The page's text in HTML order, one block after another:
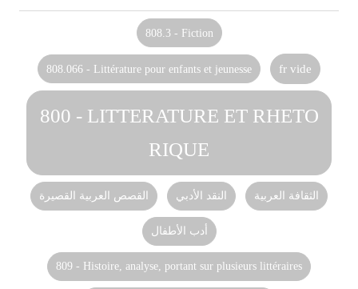
808.3 - Fiction
808.066 - Littérature pour enfants et jeunesse fr vide
800 - LITTERATURE ET RHETO
RIQUE
القصص العربية القصيرة النقد الأدبي الثقافة العربية
أدب الأطفال
809 - Histoire, analyse, portant sur plusieurs littéraires